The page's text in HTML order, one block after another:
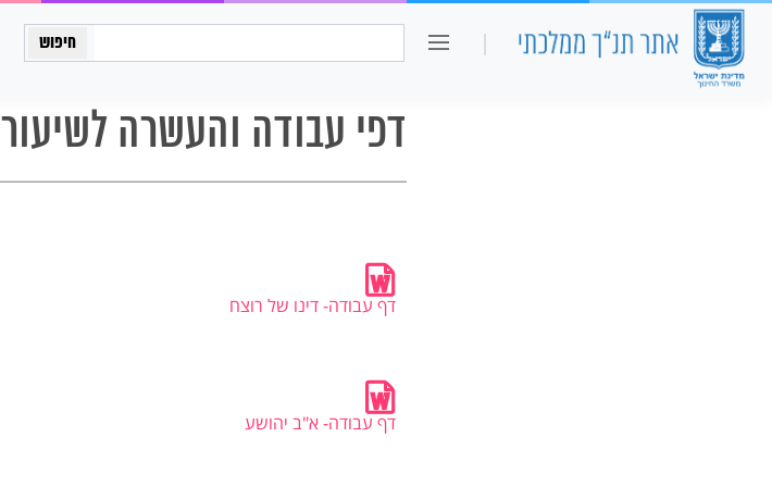
חיפוש:
כיתה ו כיתה יב
דפי עבודה והעשרה לשיעור
דף עבודה- דינו של רוצח
דף עבודה- א"ב יהושע